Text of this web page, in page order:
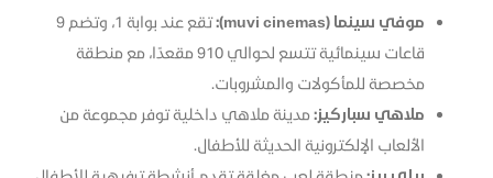
موفي سينما (muvi cinemas):
تقع عند بوابة 1، وتضم 9
قاعات سينمائية تتسع لحوالي 910 مقعدًا، مع منطقة
مخصصة للمأكولات والمشروبات.​
ملاهي سباركيز: مدينة ملاهي داخلية توفر مجموعة من
الألعاب الإلكترونية الحديثة للأطفال.​